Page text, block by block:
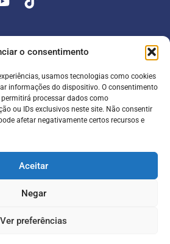
o consentimento
usamos tecnologias como cookies
informações do dispositivo. O consentimento
processar dados como
ou IDs exclusivos neste site. Não consentir
afetar negativamente certos recursos e
Aceitar
Negar
Ver preferências
Entrar
Termos de serviço